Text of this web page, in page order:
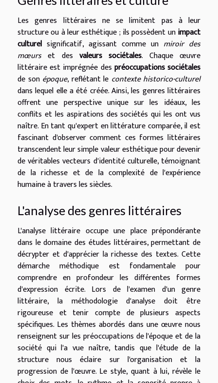
Les genres littéraires ne se limitent pas à leur
structure ou à leur esthétique ; ils possèdent unimpact
culturel significatif, agissant comme un miroir des
mœurset des valeurs sociétales. Chaque œuvre
littéraire est imprégnée des préoccupations sociétales
de son époque, reflétant le contexte historico-culturel
dans lequel elle a été créée. Ainsi, les genres littéraires
offrent une perspective unique sur les idéaux, les
conflits et les aspirations des sociétés qui les ont vus
naître. En tant qu'expert en littérature comparée, il est
fascinant d'observer comment ces formes littéraires
transcendent leur simple valeur esthétique pour devenir
de véritables vecteurs d'identité culturelle, témoignant
de la richesse et de la complexité de l'expérience
humaine à travers les siècles.
L'analyse des genres littéraires
L'analyse littéraire occupe une place prépondérante
dans le domaine des études littéraires, permettant de
décrypter et d'apprécier la richesse des textes. Cette
démarche méthodique est fondamentale pour
comprendre en profondeur les différentes formes
d'expression écrite. Lors de l'examen d'un genre
littéraire, la méthodologie d'analyse doit être
rigoureuse et tenir compte de plusieurs aspects
spécifiques. Les thèmes abordés dans une œuvre nous
renseignent sur les préoccupations de l'époque et de la
société qui l'a vue naître, tandis que l'étude de la
structure nous éclaire sur l'organisation et la
progression de l'œuvre. Le style, quant à lui, révèle le